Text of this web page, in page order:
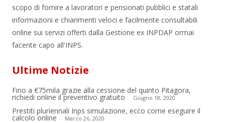
scopo di fornire a lavoratori e pensionati pubblici e statali
informazioni e chiarimenti veloci e facilmente consultabili
online sui servizi offerti dalla Gestione ex INPDAP ormai
facente capo all'INPS.
Ultime Notizie
Fino a €75mila grazie alla cessione del quinto Pitagora,
richiedi online il preventivo gratuito Giugno 18, 2020
Prestiti pluriennali Inps simulazione, ecco come eseguire il
calcolo online Marzo 26, 2020